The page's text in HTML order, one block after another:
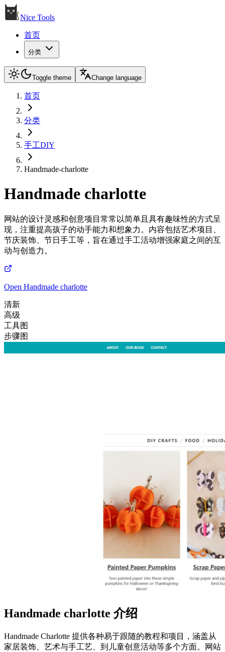
Nice Tools
首页
分类
Toggle theme Change language
首页
分类
手工DIY
Handmade-charlotte
Handmade charlotte
网站的设计灵感和创意项目常常以简单且具有趣味性的方式呈
现，注重提高孩子的动手能力和想象力。内容包括艺术项目、
节庆装饰、节日手工等，旨在通过手工活动增强家庭之间的互
动与创造力。
Open Handmade charlotte
清新
高级
工具图
步骤图
Handmade charlotte 介绍
Handmade Charlotte 提供各种易于跟随的教程和项目，涵盖从
家居装饰、艺术与手工艺、到儿童创意活动等多个方面。网站